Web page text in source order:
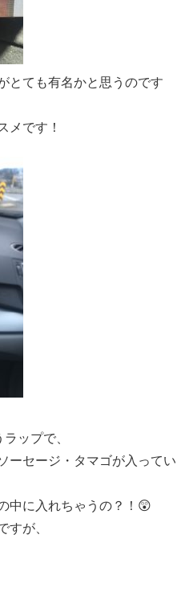
とても有名かと思うのです
メです！
ップで、
ーセージ・タマゴが入ってい
中に入れちゃうの？！😲
すが、